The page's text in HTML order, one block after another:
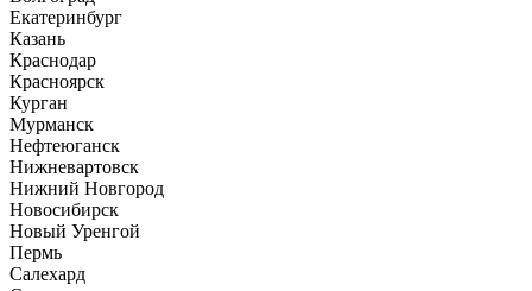
Екатеринбург
Казань
Краснодар
Красноярск
Курган
Мурманск
Нефтеюганск
Нижневартовск
Нижний Новгород
Новосибирск
Новый Уренгой
Пермь
Салехард